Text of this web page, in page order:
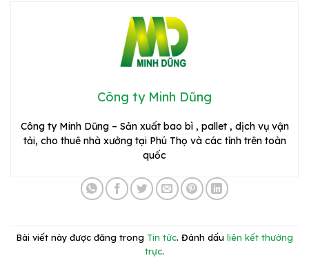
Công ty Minh Dũng
Công ty Minh Dũng – Sản xuất bao bì , pallet , dịch vụ vận
tải, cho thuê nhà xưởng tại Phú Thọ và các tỉnh trên toàn
quốc
Bài viết này được đăng trong Tin tức. Đánh dấu liên kết thường
trực.